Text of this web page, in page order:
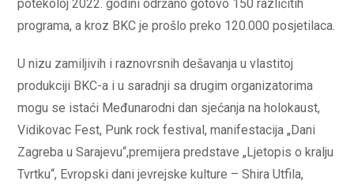
potekoloj 2022. godini održano gotovo 150 različitih
programa, a kroz BKC je prošlo preko 120.000 posjetilaca.
U nizu zamiljivih i raznovrsnih dešavanja u vlastitoj
produkciji BKC-a i u saradnji sa drugim organizatorima
mogu se istaći Međunarodni dan sjećanja na holokaust,
Vidikovac Fest, Punk rock festival, manifestacija „Dani
Zagreba u Sarajevu“,premijera predstave „Ljetopis o kralju
Tvrtku“, Evropski dani jevrejske kulture – Shira Utfila,